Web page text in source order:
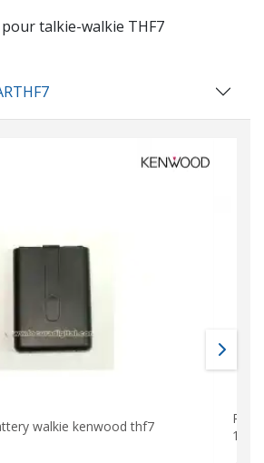
talkie-walkie THF7
walkie kenwood thf7